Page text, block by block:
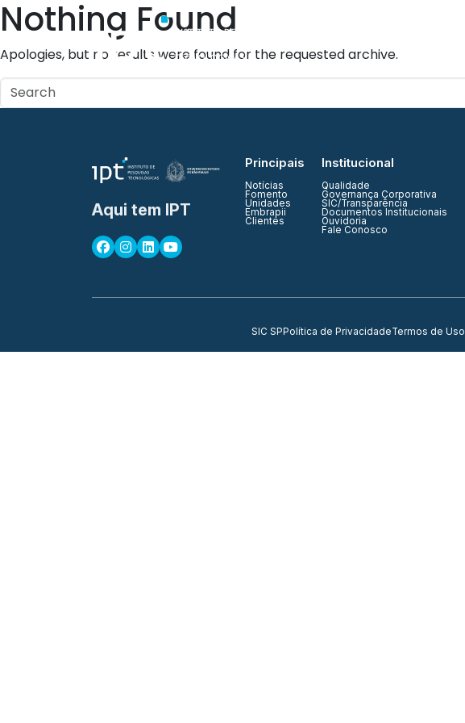
Nothing Found
Apologies, but no results were found for the requested archive.
Aqui tem IPT
Principais
Notícias
Fomento
Unidades
Embrapii
Clientes
Institucional
Qualidade
Governança Corporativa
SIC/Transparência
Documentos Institucionais
Ouvidoria
Fale Conosco
SIC SPPolítica de PrivacidadeTermos de Uso